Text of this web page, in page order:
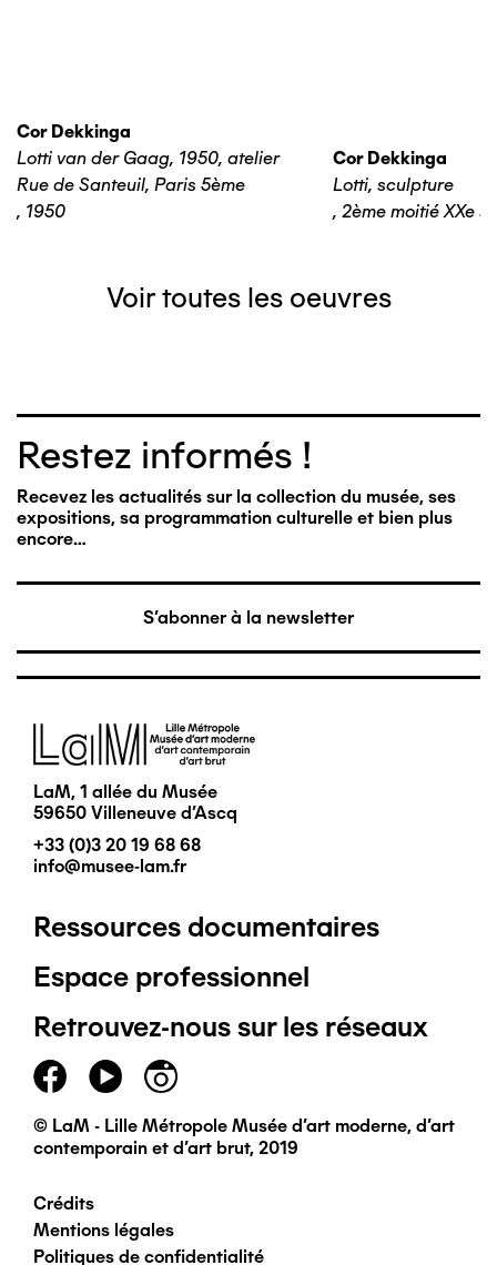
Cor Dekkinga
Lotti van der Gaag, 1950, atelier
Rue de Santeuil, Paris 5ème
, 1950
Cor Dekkinga
Lotti, sculpture
, 2ème moitié XXe
Voir toutes les oeuvres
Restez informés !
Recevez les actualités sur la collection du musée, ses
expositions, sa programmation culturelle et bien plus
encore…
S'abonner à la newsletter
Image
LaM, 1 allée du Musée
59650 Villeneuve d'Ascq
+33 (0)3 20 19 68 68
info@musee-lam.fr
Pied
de
page
principal
Ressources documentaires
Espace professionnel
Retrouvez-nous sur les réseaux
© LaM - Lille Métropole Musée d'art moderne, d'art
contemporain et d'art brut, 2019
Pied
Crédits
Mentions légales
Politiques de confidentialité